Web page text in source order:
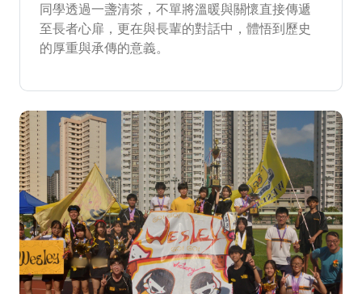
同學透過一盞清茶，不單將溫暖與關懷直接傳遞
至長者心扉，更在與長輩的對話中，體悟到歷史
的厚重與承傳的意義。